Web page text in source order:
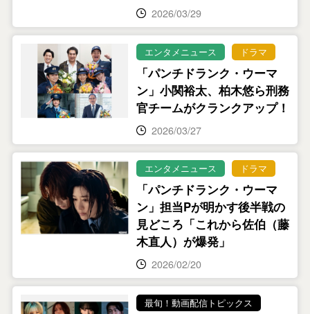
2026/03/29
エンタメニュース ドラマ
「パンチドランク・ウーマ
ン」小関裕太、柏木悠ら刑務
官チームがクランクアップ！
2026/03/27
エンタメニュース ドラマ
「パンチドランク・ウーマ
ン」担当Pが明かす後半戦の
見どころ「これから佐伯（藤
木直人）が爆発」
2026/02/20
最旬！動画配信トピックス